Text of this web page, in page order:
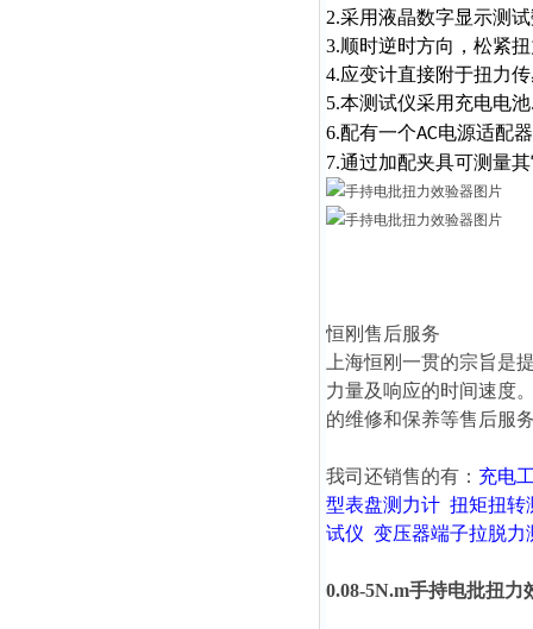
2.采用液晶数字显示测
3.顺时逆时方向，松紧
4.应变计直接附于扭力
5.本测试仪采用充电电池
6.配有一个AC电源适配器
7.通过加配夹具可测量
恒刚售后服务
上海恒刚一贯的宗旨是
力量及响应的时间速度
的维修和保养等售后服
我司还销售的有： 充电
型表盘测力计 扭矩扭转
试仪 变压器端子拉脱力
0.08-5N.m手持电批扭力